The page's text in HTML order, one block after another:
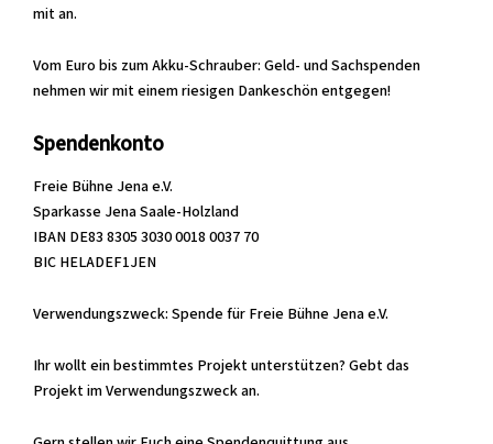
mit an.
Vom Euro bis zum Akku-Schrauber: Geld- und Sachspenden
nehmen wir mit einem riesigen Dankeschön entgegen!
Spendenkonto
Freie Bühne Jena e.V.
Sparkasse Jena Saale-Holzland
IBAN DE83 8305 3030 0018 0037 70
BIC HELADEF1JEN
Verwendungszweck: Spende für Freie Bühne Jena e.V.
Ihr wollt ein bestimmtes Projekt unterstützen? Gebt das
Projekt im Verwendungszweck an.